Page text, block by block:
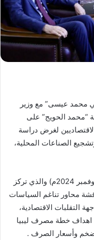
محمد عيسى” مع وزير
“محمد الحويج” على
لغرض دراسة
الصناعات المحلية،
جاء ذلك خلال لقائهما صباح الاثنين (18 نوفمبر 2024م) والذي تركز
محاور تناغم السياسات
التقلبات الاقتصادية،
اهداف خطة مصرف ليبيا
وأسعار الصرف .